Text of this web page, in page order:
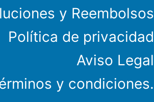
y Reembolsos
Política de privacidad
Aviso Legal
y condiciones.